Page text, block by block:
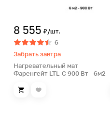
8 555 ₽/шт.
6
Забрать завтра
Нагревательный мат
Фаренгейт LTL-C 900 Вт - 6м2